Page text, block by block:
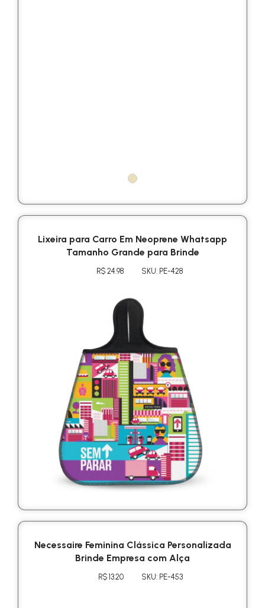
Lixeira para Carro Em Neoprene Whatsapp
Tamanho Grande para Brinde
R$ 24.98 SKU: PE-428
Necessaire Feminina Clássica Personalizada
Brinde Empresa com Alça
R$ 13.20 SKU: PE-453